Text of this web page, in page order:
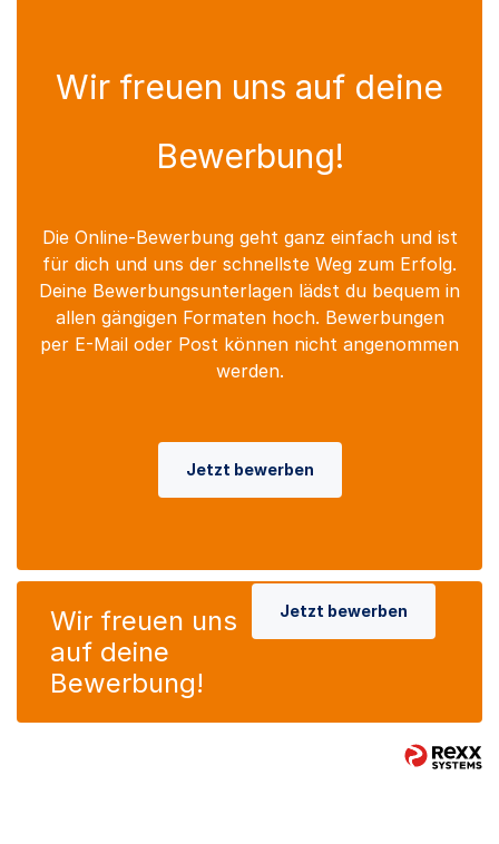
Wir freuen uns auf deine
Bewerbung!
Die Online-Bewerbung geht ganz einfach und ist
für dich und uns der schnellste Weg zum Erfolg.
Deine Bewerbungsunterlagen lädst du bequem in
allen gängigen Formaten hoch. Bewerbungen
per E-Mail oder Post können nicht angenommen
werden.
Jetzt bewerben
Wir freuen uns
auf deine
Bewerbung!
Jetzt bewerben